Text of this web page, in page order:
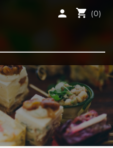
shopping_cart (0)
person